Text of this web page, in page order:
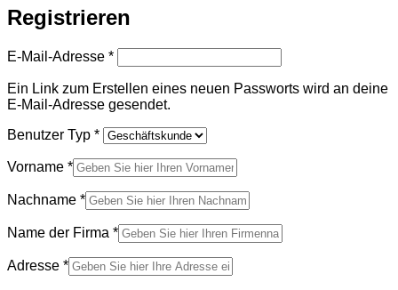
Registrieren
E-Mail-Adresse *Erforderlich
Ein Link zum Erstellen eines neuen Passworts wird an deine
E-Mail-Adresse gesendet.
Benutzer Typ *
Vorname *
Nachname *
Name der Firma *
Adresse *